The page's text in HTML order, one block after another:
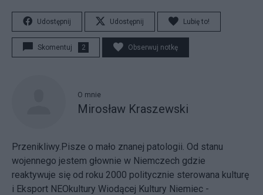
Udostępnij Udostępnij Lubię to!
Skomentuj 2 Obserwuj notkę
O mnie
Mirosław Kraszewski
Przenikliwy.Pisze o mało znanej patologii. Od stanu
wojennego jestem głownie w Niemczech gdzie
reaktywuje się od roku 2000 politycznie sterowana kulturę
i Eksport NEOkultury Wiodącej Kultury Niemiec -